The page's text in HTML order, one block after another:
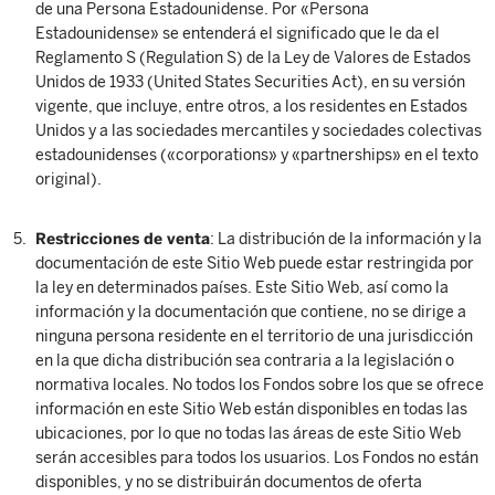
de una Persona Estadounidense. Por «Persona
Estadounidense» se entenderá el significado que le da el
Reglamento S (Regulation S) de la Ley de Valores de Estados
Unidos de 1933 (United States Securities Act), en su versión
vigente, que incluye, entre otros, a los residentes en Estados
Unidos y a las sociedades mercantiles y sociedades colectivas
estadounidenses («corporations» y «partnerships» en el texto
original).
Restricciones de venta: La distribución de la información y la
documentación de este Sitio Web puede estar restringida por
la ley en determinados países. Este Sitio Web, así como la
información y la documentación que contiene, no se dirige a
ninguna persona residente en el territorio de una jurisdicción
en la que dicha distribución sea contraria a la legislación o
normativa locales. No todos los Fondos sobre los que se ofrece
información en este Sitio Web están disponibles en todas las
ubicaciones, por lo que no todas las áreas de este Sitio Web
serán accesibles para todos los usuarios. Los Fondos no están
disponibles, y no se distribuirán documentos de oferta